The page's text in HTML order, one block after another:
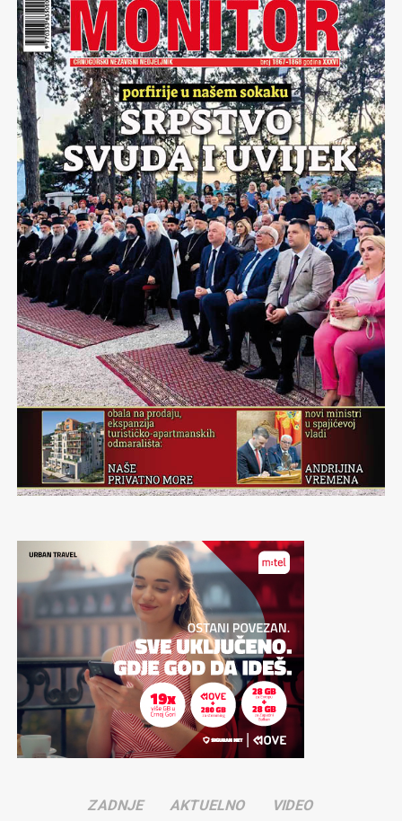
doba Četrnaestih zimskih olimpijskih igara bilo prije
svega vrijeme jakih ličnosti,kojih, nažalost niti u
Sarajevu, a bogme niti u drugim djelovima bivše nam
domovine sve teže i sve rjeđe nalazim..
Olimpijada je bila golemi ispit koji je polagalo Sarajevo,
koji je polagala Jugoslavija…Sa timom ozbiljnih osoba
kojih danas nema, sa istinskim državnikomBrankom
Mikulićem,ovaj generacijski projekat ne da je samo
uspio. Četrnaeste zimske olimpijske igre postale su
mjerilo uspješnosti u svijetu svjetskog olimpizma.
Jarko se sječam svakoga dana sarajevske olimpijade.
Sječam se šampionaJure Frankakome su Sarajlije
ispjevali pjesmu:”Eto Jureka sladjeg od bureka…”
Nevjerojatnu atmosferu koju obujmljuju Zetra i
Skenderija,olimpijske planine i borilišta, opći porast
umjetničkog života tih dana, razdraganih lica na ulicama
Šehera…Sve to je trajalo za vrijeme Četrnaestih
olimpijskih igara kao nestvarni san. Bajka, veličanstvena
bajka,šeherska.
svijeta, u mojim ušima odjekuju riječi predsjednika
Medjunarodnog olimpijskog komiteta sa spuštanja
zavjese na sve te bajkovite prizore:”…Hvala drago
Neka ove riječi dragog Huana Antonia Samarana budu
epilog ovom Periskopu
Gradimir GOJER
ZADNJE AKTUELNO VIDEO